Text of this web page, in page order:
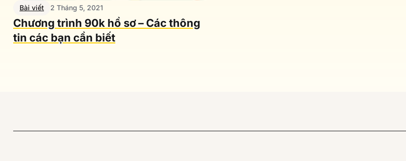
Bài viết 2 Tháng 5, 2021
Chương trình 90k hồ sơ – Các thông
tin các bạn cần biết